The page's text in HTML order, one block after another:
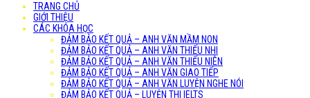
TRANG CHỦ
GIỚI THIỆU
CÁC KHÓA HỌC
ĐẢM BẢO KẾT QUẢ – ANH VĂN MẦM NON
ĐẢM BẢO KẾT QUẢ – ANH VĂN THIẾU NHI
ĐẢM BẢO KẾT QUẢ – ANH VĂN THIẾU NIÊN
ĐẢM BẢO KẾT QUẢ – ANH VĂN GIAO TIẾP
ĐẢM BẢO KẾT QUẢ – ANH VĂN LUYỆN NGHE NÓI
ĐẢM BẢO KẾT QUẢ – LUYỆN THI IELTS